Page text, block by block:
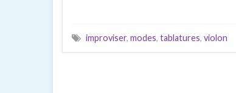
improviser, modes, tablatures, violon